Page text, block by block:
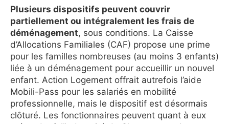
Plusieurs dispositifs peuvent couvrir
partiellement ou intégralement les frais de
déménagement, sous conditions. La Caisse
d’Allocations Familiales (CAF) propose une prime
pour les familles nombreuses (au moins 3 enfants)
liée à un déménagement pour accueillir un nouvel
enfant. Action Logement offrait autrefois l’aide
Mobili-Pass pour les salariés en mobilité
professionnelle, mais le dispositif est désormais
clôturé. Les fonctionnaires peuvent quant à eux